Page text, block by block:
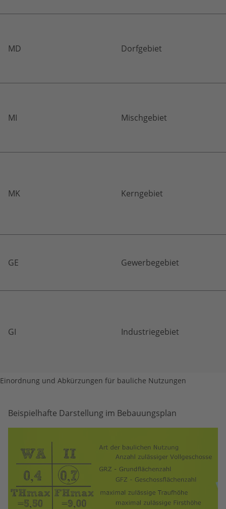
Einordnung und Abkürzungen für bauliche Nutzungen
MD Dorfgebiet
MI Mischgebiet
MK Kerngebiet
GE Gewerbegebiet
GI Industriegebiet
Beispielhafte Darstellung im Bebauungsplan